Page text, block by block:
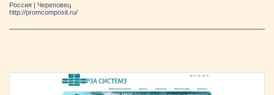
Россия | Череповец
http://promcomposit.ru/